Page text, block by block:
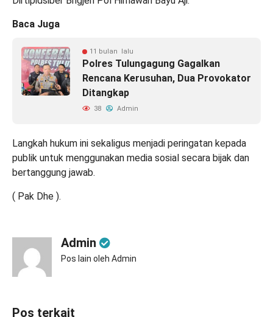
Baca Juga
11 bulan lalu
Polres Tulungagung Gagalkan
Rencana Kerusuhan, Dua Provokator
Ditangkap
38 Admin
Langkah hukum ini sekaligus menjadi peringatan kepada
publik untuk menggunakan media sosial secara bijak dan
bertanggung jawab.
( Pak Dhe ).
Admin
Pos lain oleh Admin
Pos terkait